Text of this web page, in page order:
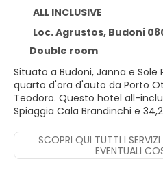
ALL INCLUSIVE
Loc. Agrustos, Budoni
Double room
Situato a Budoni, Janna e
quarto d'ora d'auto da Porto
Teodoro. Questo hotel all-inclusive dista 17,5 km da
Spiaggia Cala Brandinchi e
Rilassati sulla spiaggia privata
approfitta dei servizi ricreativi
una piscina all'aperto e una
SCOPRI QUI TUTTI I
EVENTUALI